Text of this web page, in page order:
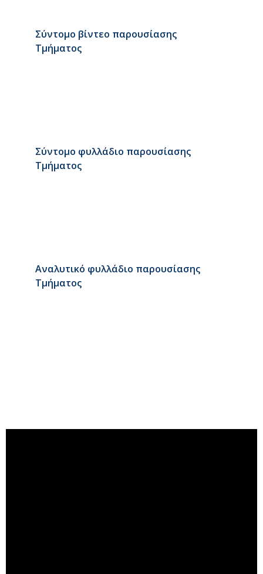
Σύντομο βίντεο παρουσίασης
Τμήματος
Σύντομο φυλλάδιο παρουσίασης
Τμήματος
Αναλυτικό φυλλάδιο παρουσίασης
Τμήματος